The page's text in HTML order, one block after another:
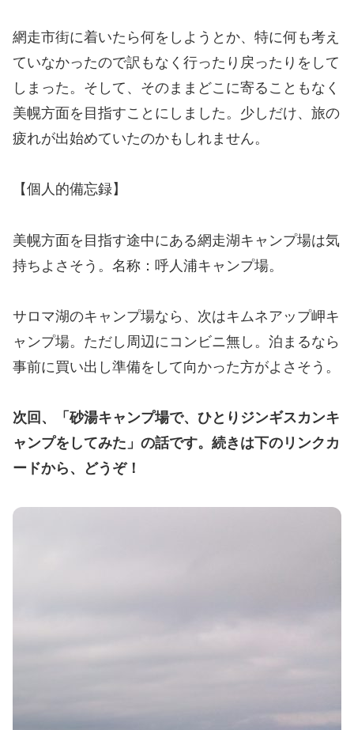
網走市街に着いたら何をしようとか、特に何も考え
ていなかったので訳もなく行ったり戻ったりをして
しまった。そして、そのままどこに寄ることもなく
美幌方面を目指すことにしました。少しだけ、旅の
疲れが出始めていたのかもしれません。
【個人的備忘録】
美幌方面を目指す途中にある網走湖キャンプ場は気
持ちよさそう。名称：呼人浦キャンプ場。
サロマ湖のキャンプ場なら、次はキムネアップ岬キ
ャンプ場。ただし周辺にコンビニ無し。泊まるなら
事前に買い出し準備をして向かった方がよさそう。
次回、「砂湯キャンプ場で、ひとりジンギスカンキ
ャンプをしてみた」の話です。続きは下のリンクカ
ードから、どうぞ！